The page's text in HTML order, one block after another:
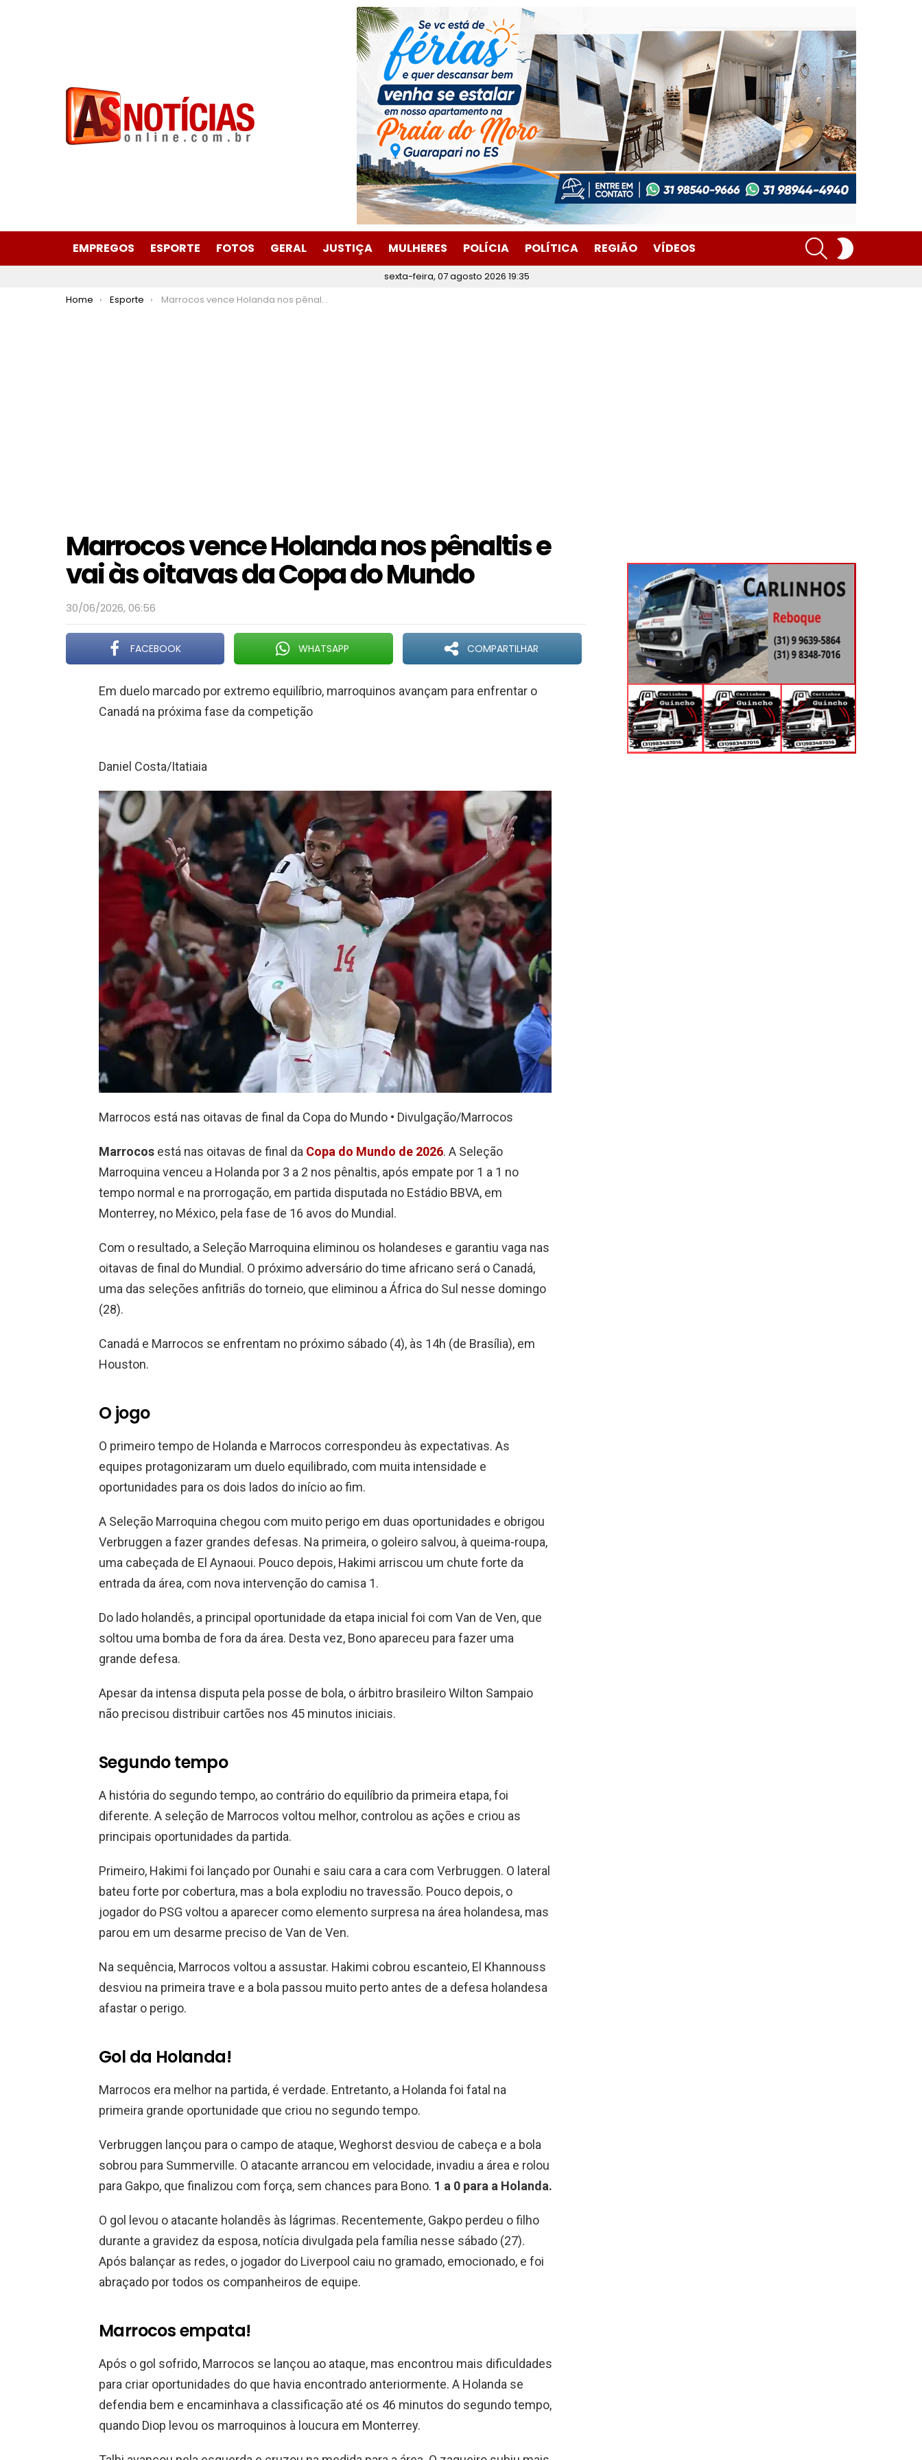
EMPREGOS ESPORTE FOTOS GERAL JUSTIÇA MULHERES POLÍCIA POLÍTICA REGIÃO VÍDEOS
SEARCH
sexta-feira, 07 agosto 2026 19:35
You are here:
Home Esporte Marrocos vence Holanda nos pênaltis e vai às oitavas da Copa do Mundo
Marrocos vence Holanda nos pênaltis e
vai às oitavas da Copa do Mundo
30/06/2026, 06:56
FACEBOOK WHATSAPP COMPARTILHAR
Em duelo marcado por extremo equilíbrio, marroquinos avançam para enfrentar o
Canadá na próxima fase da competição
Daniel Costa/Itatiaia
Marrocos está nas oitavas de final da Copa do Mundo • Divulgação/Marrocos
Marrocos está nas oitavas de final da Copa do Mundo de 2026. A Seleção
Marroquina venceu a Holanda por 3 a 2 nos pênaltis, após empate por 1 a 1 no
tempo normal e na prorrogação, em partida disputada no Estádio BBVA, em
Monterrey, no México, pela fase de 16 avos do Mundial.
Com o resultado, a Seleção Marroquina eliminou os holandeses e garantiu vaga nas
oitavas de final do Mundial. O próximo adversário do time africano será o Canadá,
uma das seleções anfitriãs do torneio, que eliminou a África do Sul nesse domingo
(28).
Canadá e Marrocos se enfrentam no próximo sábado (4), às 14h (de Brasília), em
Houston.
O jogo
O primeiro tempo de Holanda e Marrocos correspondeu às expectativas. As
equipes protagonizaram um duelo equilibrado, com muita intensidade e
oportunidades para os dois lados do início ao fim.
A Seleção Marroquina chegou com muito perigo em duas oportunidades e obrigou
Verbruggen a fazer grandes defesas. Na primeira, o goleiro salvou, à queima-roupa,
uma cabeçada de El Aynaoui. Pouco depois, Hakimi arriscou um chute forte da
entrada da área, com nova intervenção do camisa 1.
Do lado holandês, a principal oportunidade da etapa inicial foi com Van de Ven, que
soltou uma bomba de fora da área. Desta vez, Bono apareceu para fazer uma
grande defesa.
Apesar da intensa disputa pela posse de bola, o árbitro brasileiro Wilton Sampaio
não precisou distribuir cartões nos 45 minutos iniciais.
Segundo tempo
A história do segundo tempo, ao contrário do equilíbrio da primeira etapa, foi
diferente. A seleção de Marrocos voltou melhor, controlou as ações e criou as
principais oportunidades da partida.
Primeiro, Hakimi foi lançado por Ounahi e saiu cara a cara com Verbruggen. O lateral
bateu forte por cobertura, mas a bola explodiu no travessão. Pouco depois, o
jogador do PSG voltou a aparecer como elemento surpresa na área holandesa, mas
parou em um desarme preciso de Van de Ven.
Na sequência, Marrocos voltou a assustar. Hakimi cobrou escanteio, El Khannouss
desviou na primeira trave e a bola passou muito perto antes de a defesa holandesa
afastar o perigo.
Gol da Holanda!
Marrocos era melhor na partida, é verdade. Entretanto, a Holanda foi fatal na
primeira grande oportunidade que criou no segundo tempo.
Verbruggen lançou para o campo de ataque, Weghorst desviou de cabeça e a bola
sobrou para Summerville. O atacante arrancou em velocidade, invadiu a área e rolou
para Gakpo, que finalizou com força, sem chances para Bono. 1 a 0 para a Holanda.
O gol levou o atacante holandês às lágrimas. Recentemente, Gakpo perdeu o filho
durante a gravidez da esposa, notícia divulgada pela família nesse sábado (27).
Após balançar as redes, o jogador do Liverpool caiu no gramado, emocionado, e foi
abraçado por todos os companheiros de equipe.
Marrocos empata!
Após o gol sofrido, Marrocos se lançou ao ataque, mas encontrou mais dificuldades
para criar oportunidades do que havia encontrado anteriormente. A Holanda se
defendia bem e encaminhava a classificação até os 46 minutos do segundo tempo,
quando Diop levou os marroquinos à loucura em Monterrey.